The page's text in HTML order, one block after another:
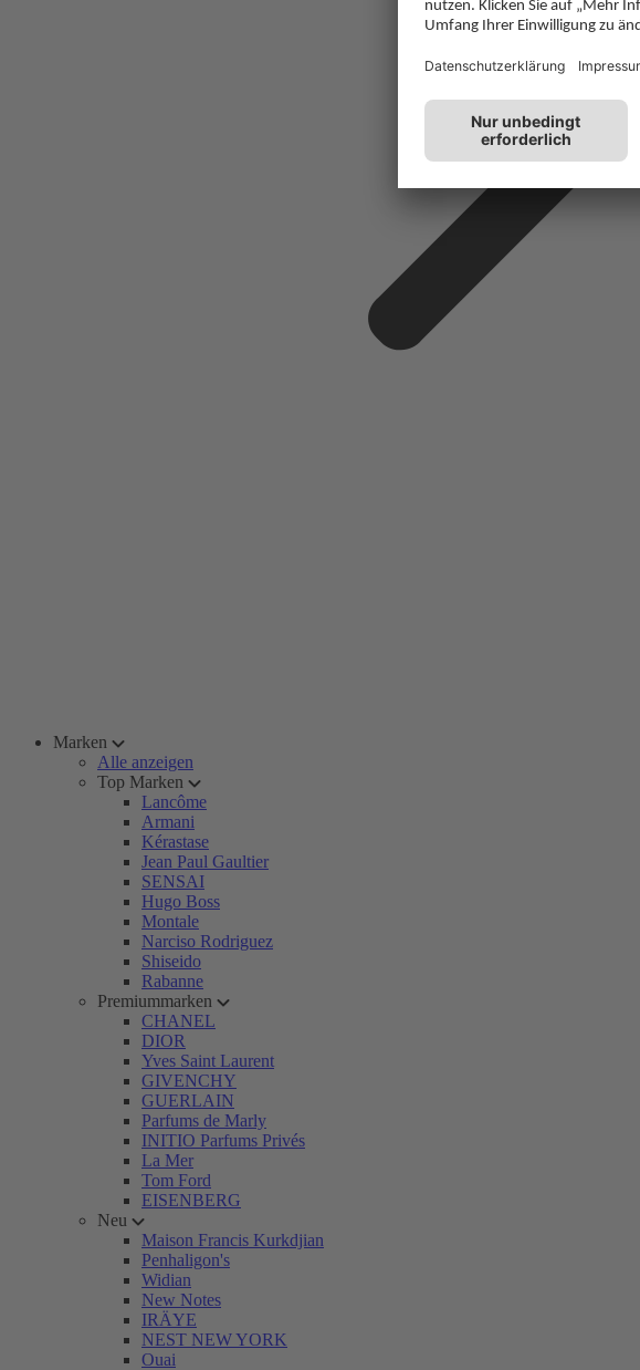
Marken
Alle anzeigen
Top Marken
Lancôme
Armani
Kérastase
Jean Paul Gaultier
SENSAI
Hugo Boss
Montale
Narciso Rodriguez
Shiseido
Rabanne
Premiummarken
CHANEL
DIOR
Yves Saint Laurent
GIVENCHY
GUERLAIN
Parfums de Marly
INITIO Parfums Privés
La Mer
Tom Ford
EISENBERG
Neu
Maison Francis Kurkdjian
Penhaligon's
Widian
New Notes
IRÄYE
NEST NEW YORK
Ouai